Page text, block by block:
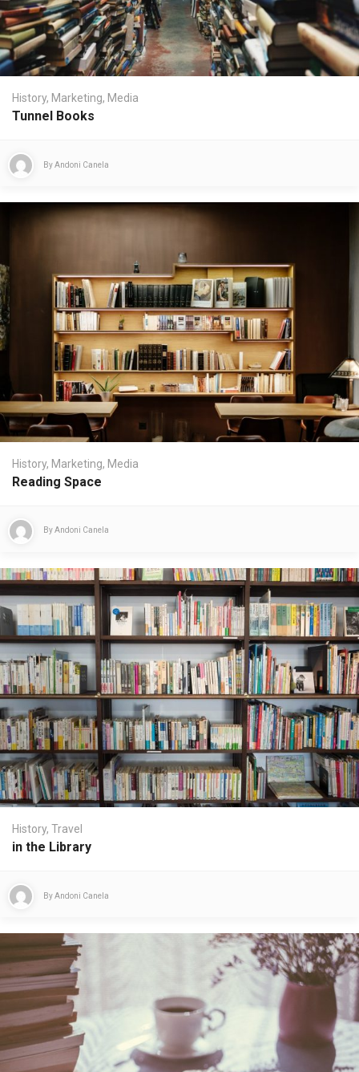
History, Marketing, Media
Tunnel Books
ByAndoni Canela
History, Marketing, Media
Reading Space
ByAndoni Canela
History, Travel
in the Library
ByAndoni Canela